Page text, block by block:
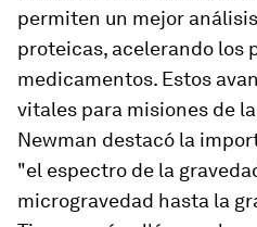
permiten un mejor
proteicas, acelerando los
medicamentos. Estos
vitales para misiones de
Newman destacó la
"el espectro de la
microgravedad hasta la